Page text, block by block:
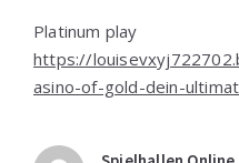
Platinum play
https://
asino-of-gold-dein-